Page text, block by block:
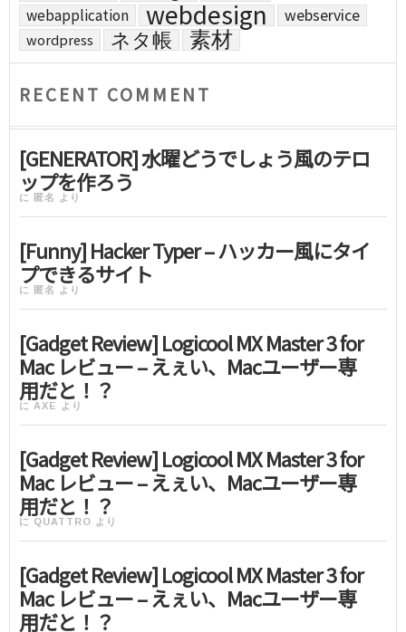
webapplication webdesign webservice
wordpress ネタ帳 素材
RECENT COMMENT
[GENERATOR] 水曜どうでしょう風のテロ
ップを作ろう
に 匿名 より
[Funny] Hacker Typer – ハッカー風にタイ
プできるサイト
に 匿名 より
[Gadget Review] Logicool MX Master 3 for
Mac レビュー – えぇい、Macユーザー専
用だと！？
に AXE より
[Gadget Review] Logicool MX Master 3 for
Mac レビュー – えぇい、Macユーザー専
用だと！？
に QUATTRO より
[Gadget Review] Logicool MX Master 3 for
Mac レビュー – えぇい、Macユーザー専
用だと！？